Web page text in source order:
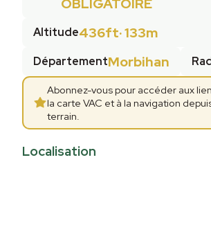
Altitude436ft·133m
DépartementMorbihan
Abonnez-vous pour accéder aux
la carte VAC et à la navigation
terrain.
Localisation